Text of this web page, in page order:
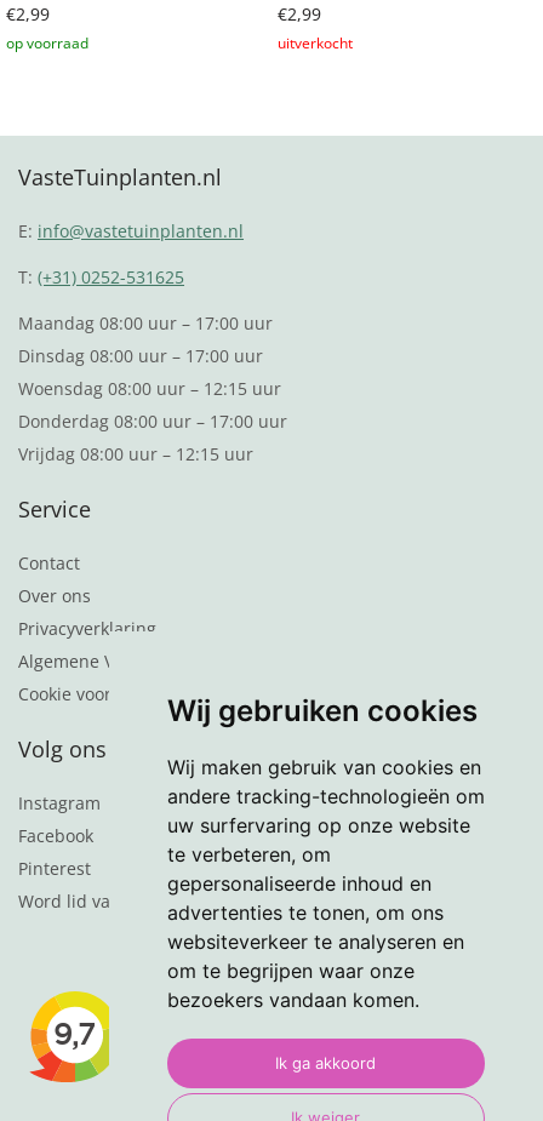
Wij gebruiken cookies
Wij maken gebruik van cookies en
andere tracking-technologieën om
uw surfervaring op onze website
te verbeteren, om
gepersonaliseerde inhoud en
advertenties te tonen, om ons
websiteverkeer te analyseren en
om te begrijpen waar onze
bezoekers vandaan komen.
Ik ga akkoord
€2,99 €2,99
VasteTuinplanten.nl
E: info@vastetuinplanten.nl
T:(+31) 0252-531625
Maandag 08:00 uur – 17:00 uur
Dinsdag 08:00 uur – 17:00 uur
Woensdag 08:00 uur – 12:15 uur
Donderdag 08:00 uur – 17:00 uur
Vrijdag 08:00 uur – 12:15 uur
Service
Contact
Over ons
Privacyverklaring
Algemene Voorwaarden
Cookie voorkeuren
Volg ons
Instagram
Facebook
Pinterest
Word lid van de nieuwsbrief